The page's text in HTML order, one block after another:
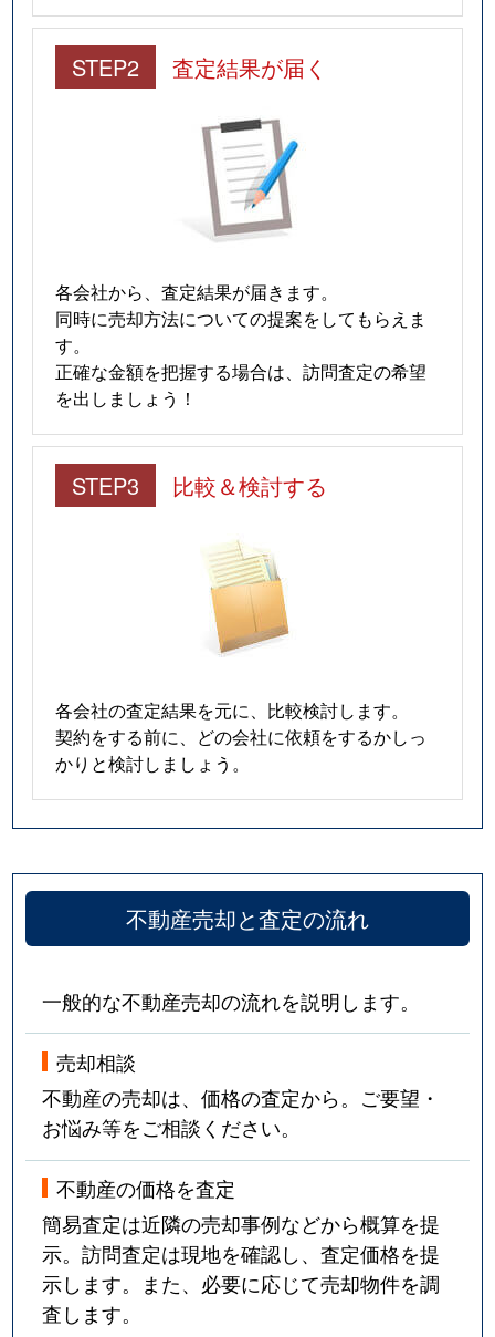
STEP2 査定結果が届く
各会社から、査定結果が届きます。
同時に売却方法についての提案をしてもらえま
す。
正確な金額を把握する場合は、訪問査定の希望
を出しましょう！
STEP3 比較＆検討する
各会社の査定結果を元に、比較検討します。
契約をする前に、どの会社に依頼をするかしっ
かりと検討しましょう。
不動産売却と査定の流れ
一般的な不動産売却の流れを説明します。
売却相談
不動産の売却は、価格の査定から。ご要望・
お悩み等をご相談ください。
不動産の価格を査定
簡易査定は近隣の売却事例などから概算を提
示。訪問査定は現地を確認し、査定価格を提
示します。また、必要に応じて売却物件を調
査します。